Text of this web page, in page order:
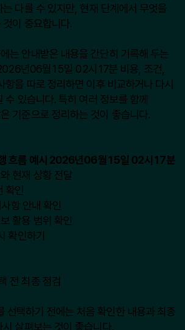
다를 수 있지만, 현재 단계에서 무엇을
이 중요합니다.
는 안내받은 내용을 간단히 기록해 두는
년06월15일 02시17분 비용, 조건,
항을 따로 정리하면 이후 비교하거나 다시
수 있습니다. 특히 여러 정보를 함께
기준으로 정리하는 것이 좋습니다.
흐름 예시 2026년06월15일 02시17분
현재 상황 전달
확인
항 안내 확인
활용 범위 확인
확인하기
전 최종 점검
선택하기 전에는 처음 확인한 내용과 최종
살펴보는 것이 좋습니다.